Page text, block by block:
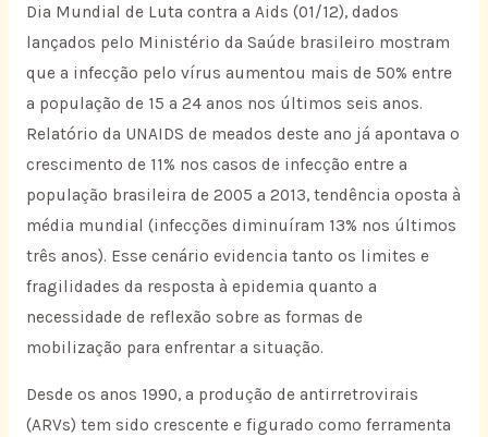
Dia Mundial de Luta contra a Aids (01/12), dados
lançados pelo Ministério da Saúde brasileiro mostram
que a infecção pelo vírus aumentou mais de 50% entre
a população de 15 a 24 anos nos últimos seis anos.
Relatório da UNAIDS de meados deste ano já apontava o
crescimento de 11% nos casos de infecção entre a
população brasileira de 2005 a 2013, tendência oposta à
média mundial (infecções diminuíram 13% nos últimos
três anos). Esse cenário evidencia tanto os limites e
fragilidades da resposta à epidemia quanto a
necessidade de reflexão sobre as formas de
mobilização para enfrentar a situação.
Desde os anos 1990, a produção de antirretrovirais
(ARVs) tem sido crescente e figurado como ferramenta